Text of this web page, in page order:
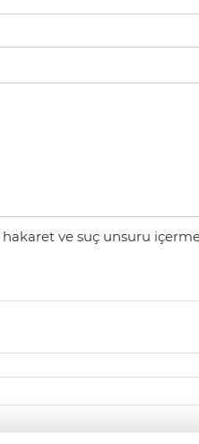
ve suç unsuru